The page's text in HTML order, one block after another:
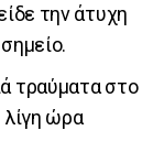
την άτυχη
τραύματα στο
λίγη ώρα